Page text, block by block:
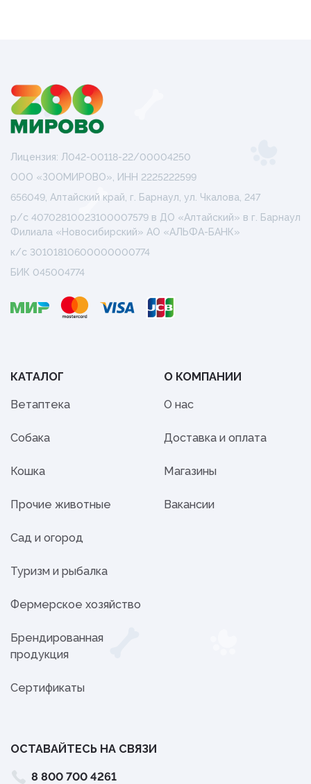
Лицензия: Л042-00118-22/00004250
ООО «ЗООМИРОВО», ИНН 2225222599
656049, Алтайский край, г. Барнаул, ул. Чкалова, 247
р/с 40702810023100007579 в ДО «Алтайский» в г. Барнаул
Филиала «Новосибирский» АО «АЛЬФА-БАНК»
к/с 30101810600000000774
БИК 045004774
КАТАЛОГ
Ветаптека
Собака
Кошка
Прочие животные
Сад и огород
Туризм и рыбалка
Фермерское хозяйство
Брендированная
продукция
Сертификаты
О КОМПАНИИ
О нас
Доставка и оплата
Магазины
Вакансии
ОСТАВАЙТЕСЬ НА СВЯЗИ
8 800 700 4261